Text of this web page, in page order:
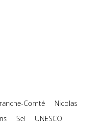
Comté
Nicolas
Sel UNESCO